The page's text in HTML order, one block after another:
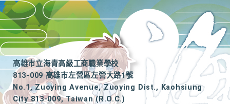
高雄市立海青高級工商職業學校
813-009 高雄市左營區左營大路1號
No.1, Zuoying Avenue, Zuoying Dist., Kaohsiung
City 813-009, Taiwan (R.O.C.)